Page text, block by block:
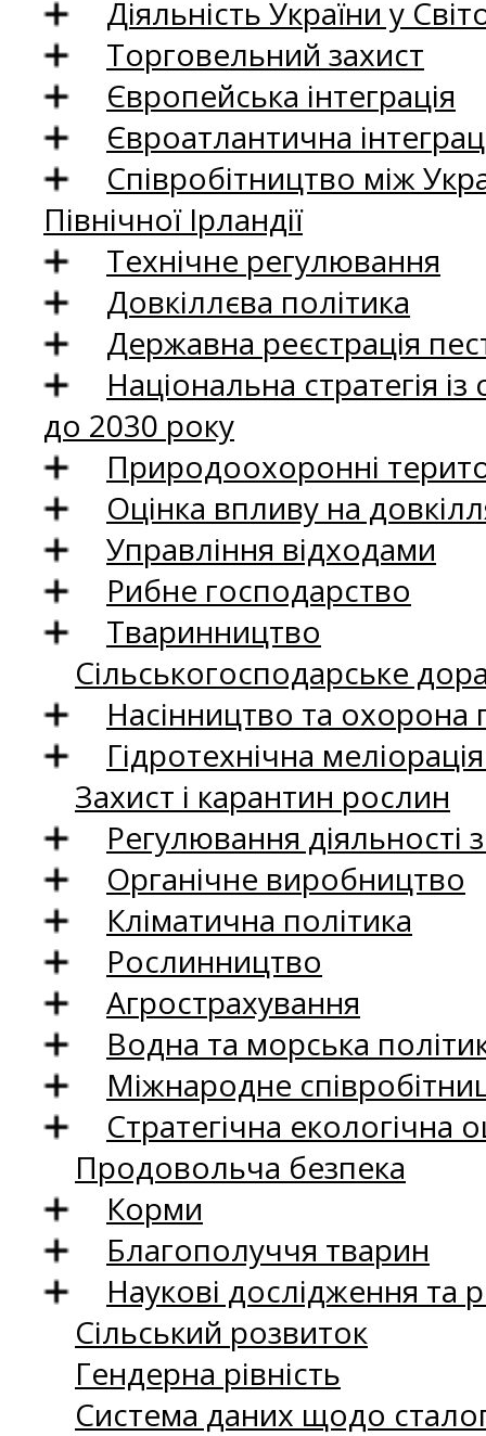
Діяльність України у
Торговельний захист
Європейська інтеграція
Євроатлантична
Співробітництво між
Північної Ірландії
Технічне регулювання
Довкіллєва політика
Державна реєстрація
Національна стратегія
до 2030 року
Природоохоронні
Оцінка впливу на
Управління відходами
Рибне господарство
Тваринництво
Сільськогосподарське
Насінництво та
Гідротехнічна
Захист і карантин рослин
Регулювання
Органічне виробництво
Кліматична політика
Рослинництво
Агрострахування
Водна та морська
Міжнародне
Стратегічна екологічна
Продовольча безпека
Корми
Благополуччя тварин
Наукові дослідження та
Сільський розвиток
Гендерна рівність
Система даних щодо